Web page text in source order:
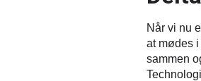
Når vi nu
at mødes
sammen